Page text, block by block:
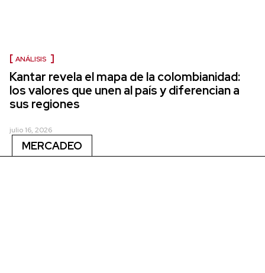
ANÁLISIS
Kantar revela el mapa de la colombianidad:
los valores que unen al país y diferencian a
sus regiones
julio 16, 2026
MERCADEO